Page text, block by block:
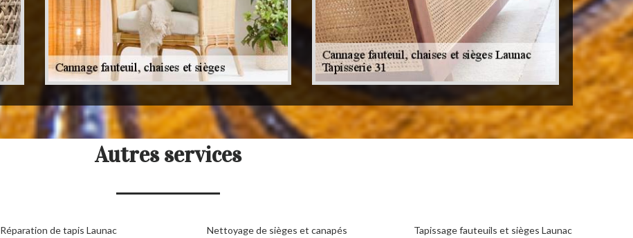
Autres services
Réparation de tapis Launac
Nettoyage de sièges et canapés
Tapissage fauteuils et sièges Launac